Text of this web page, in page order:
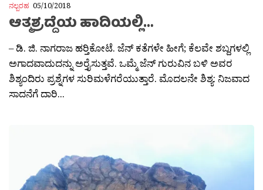
ನಲ್ಬರಹ 05/10/2018
ಆತ್ಮಶ್ರದ್ದೆಯ ಹಾದಿಯಲ್ಲಿ…
– ಡಿ. ಜಿ. ನಾಗರಾಜ ಹರ‍್ತಿಕೋಟೆ. ಜೆನ್ ಕತೆಗಳೇ ಹೀಗೆ; ಕೆಲವೇ ಶಬ್ದಗಳಲ್ಲಿ
ಅಗಾದವಾದುದನ್ನು ಅರ‍್ತೈಸುತ್ತವೆ. ಒಮ್ಮೆ ಜೆನ್ ಗುರುವಿನ ಬಳಿ ಅವರ
ಶಿಶ್ಯಂದಿರು ಪ್ರಶ್ನೆಗಳ ಸುರಿಮಳೆಗರೆಯುತ್ತಾರೆ. ಮೊದಲನೇ ಶಿಶ್ಯ: ನಿಜವಾದ
ಸಾದನೆಗೆ ದಾರಿ...